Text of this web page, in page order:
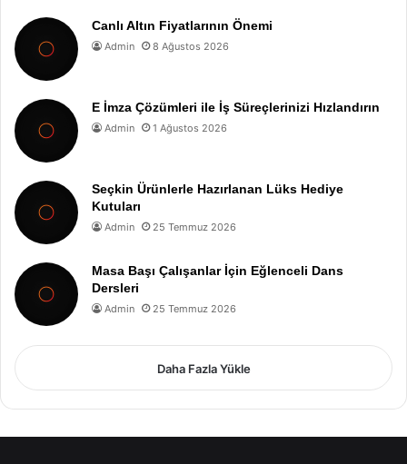
Canlı Altın Fiyatlarının Önemi
Admin 8 Ağustos 2026
E İmza Çözümleri ile İş Süreçlerinizi Hızlandırın
Admin 1 Ağustos 2026
Seçkin Ürünlerle Hazırlanan Lüks Hediye
Kutuları
Admin 25 Temmuz 2026
Masa Başı Çalışanlar İçin Eğlenceli Dans
Dersleri
Admin 25 Temmuz 2026
Daha Fazla Yükle